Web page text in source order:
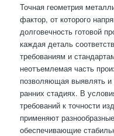
Точная геометрия
фактор, от которого
долговечность готовой
каждая деталь
требованиям и
неотъемлемая часть
позволяющая выявлять и
ранних стадиях. В
требований к точности
применяют
обеспечивающие